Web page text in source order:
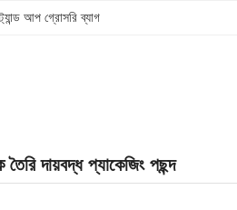
আপ গ্রোসরি ব্যাগ
দায়বদ্ধ প্যাকেজিং পছন্দ